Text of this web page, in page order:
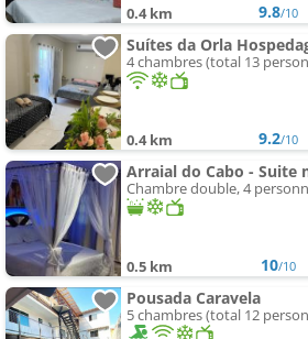
0.4 km 9.8/10
Suítes da Orla
4 chambres (total 13
0.4 km 9.2/10
Arraial do Cabo - Suite
Chambre double, 4
0.5 km 10/10
Pousada Caravela
5 chambres (total 12